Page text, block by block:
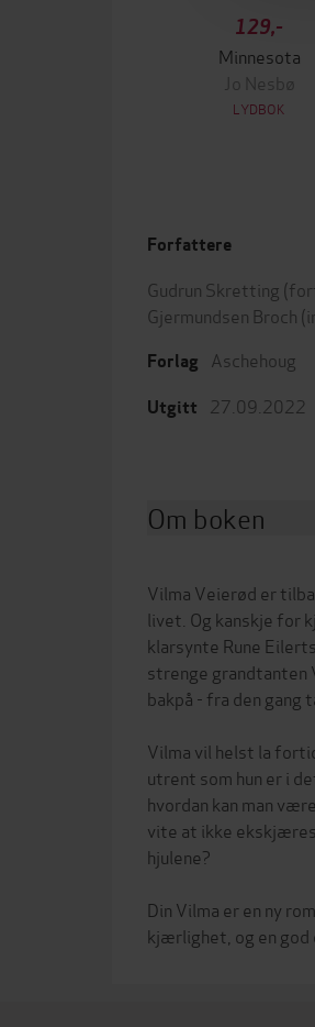
129,-
Minnesota
Jo Nesbø
LYDBOK
Forfattere
Gudrun Skretting
Gjermundsen Broch
Forlag Aschehoug
Utgitt 27.09.2022
Om boken
Vilma Veierød er
livet. Og kanskje for
klarsynte Rune
strenge grandtanten
bakpå - fra den gang
Vilma vil helst la
utrent som hun er i
hvordan kan man
vite at ikke
hjulene?
Din Vilma er en ny